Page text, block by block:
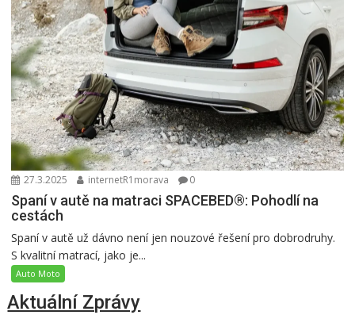
27.3.2025 internetR1morava 0
Spaní v autě na matraci SPACEBED®: Pohodlí na
cestách
Spaní v autě už dávno není jen nouzové řešení pro dobrodruhy.
S kvalitní matrací, jako je...
Auto Moto
Aktuální Zprávy